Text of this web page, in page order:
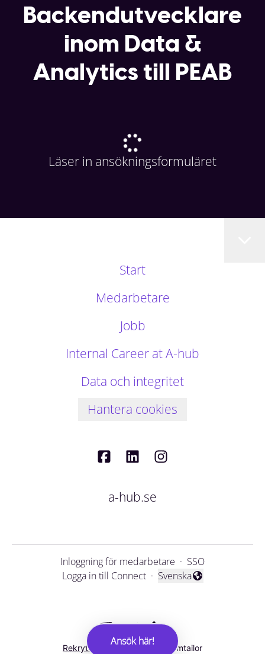
Ansök här!
Backendutvecklare
inom Data &
Analytics till PEAB
Läser in ansökningsformuläret
Start
Medarbetare
Jobb
Internal Career at A-hub
Data och integritet
Hantera cookies
a-hub.se
Inloggning för medarbetare · SSO
Logga in till Connect · Byt språk
Svenska
Rekryteringsverktyg från Teamtailor